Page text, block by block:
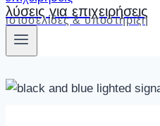
λύσεις για επιχειρήσεις
ιστοσελίδες & υποστήριξη